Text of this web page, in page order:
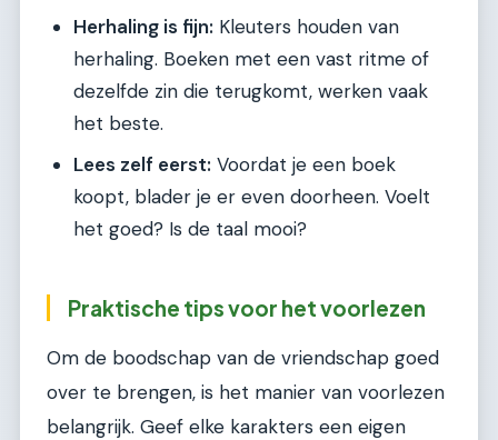
Herhaling is fijn: Kleuters houden van
herhaling. Boeken met een vast ritme of
dezelfde zin die terugkomt, werken vaak
het beste.
Lees zelf eerst: Voordat je een boek
koopt, blader je er even doorheen. Voelt
het goed? Is de taal mooi?
Praktische tips voor het voorlezen
Om de boodschap van de vriendschap goed
over te brengen, is het manier van voorlezen
belangrijk. Geef elke karakters een eigen